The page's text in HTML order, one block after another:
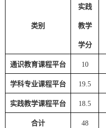
类别
实践
教学
学分
通识教育课程平台 10
学科专业课程平台 19.5
实践教学课程平台 18.5
合计 48